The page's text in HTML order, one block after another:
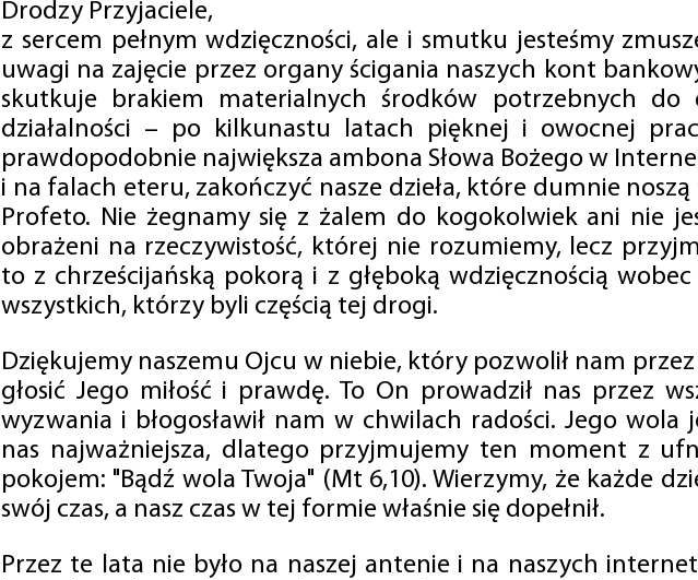
Drodzy Przyjaciele,
z sercem pełnym wdzięczności, ale i smutku jesteśmy
uwagi na zajęcie przez organy ścigania naszych kont
skutkuje brakiem materialnych środków potrzebnych do
działalności – po kilkunastu latach pięknej i owocnej
prawdopodobnie największa ambona Słowa Bożego w
i na falach eteru, zakończyć nasze dzieła, które dumnie
Profeto. Nie żegnamy się z żalem do kogokolwiek ani nie
obrażeni na rzeczywistość, której nie rozumiemy, lecz
to z chrześcijańską pokorą i z głęboką wdzięcznością wobec
wszystkich, którzy byli częścią tej drogi.
Dziękujemy naszemu Ojcu w niebie, który pozwolił nam
głosić Jego miłość i prawdę. To On prowadził nas przez
wyzwania i błogosławił nam w chwilach radości. Jego wola
nas najważniejsza, dlatego przyjmujemy ten moment z
pokojem: "Bądź wola Twoja" (Mt 6,10). Wierzymy, że każde
swój czas, a nasz czas w tej formie właśnie się dopełnił.
Przez te lata nie było na naszej antenie i na naszych